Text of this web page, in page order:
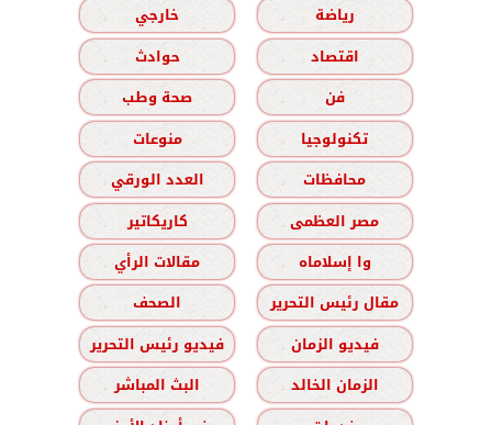
رياضة
خارجي
اقتصاد
حوادث
فن
صحة وطب
تكنولوجيا
منوعات
محافظات
العدد الورقي
مصر العظمى
كاريكاتير
وا إسلاماه
مقالات الرأي
مقال رئيس التحرير
الصحف
فيديو الزمان
فيديو رئيس التحرير
الزمان الخالد
البث المباشر